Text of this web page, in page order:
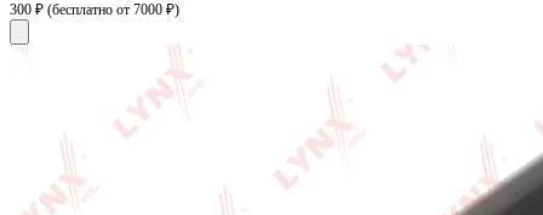
300 ₽ (бесплатно от 7000 ₽)